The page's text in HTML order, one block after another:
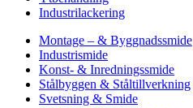
Industrilackering
Montage – & Byggnadssmide
Industrismide
Konst- & Inredningssmide
Stålbyggen & Ståltillverkning
Svetsning & Smide